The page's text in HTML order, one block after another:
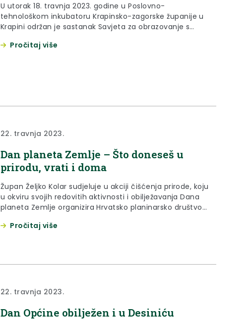
U utorak 18. travnja 2023. godine u Poslovno-
tehnološkom inkubatoru Krapinsko-zagorske županije u
Krapini održan je sastanak Savjeta za obrazovanje s
Pročitaj više
22. travnja 2023.
Dan planeta Zemlje – Što doneseš u
prirodu, vrati i doma
Župan Željko Kolar sudjeluje u akciji čišćenja prirode, koju
u okviru svojih redovitih aktivnosti i obilježavanja Dana
planeta Zemlje organizira Hrvatsko planinarsko društvo
Pročitaj više
22. travnja 2023.
Dan Općine obilježen i u Desiniću